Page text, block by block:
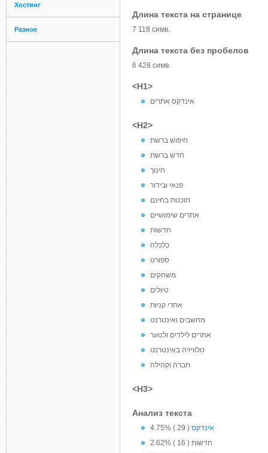
Хостинг
Разное
Длина текста на странице
7 118 симв.
Длина текста без пробелов
6 428 симв.
<H1>
אינדקס אתרים
<H2>
חיפוש ברשת
חדש ברשת
חינוך
פנאי ובידור
תוכנות בחינם
אתרים שימושיים
חדשות
כלכלה
ספורט
משחקים
טיולים
אתרי קניות
מחשבים ואינטרנט
אתרים לילדים ולנוער
טלוויזיה באינטרנט
חברה וקהילה
<H3>
Анализ текста
4.75% ( 29 ) אינדקס
2.62% ( 16 ) חדשות